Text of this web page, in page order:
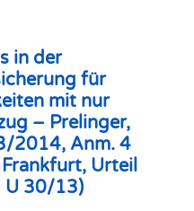
in der
für
mit nur
– Prelinger,
2014, Anm. 4
Urteil
U 30/13)